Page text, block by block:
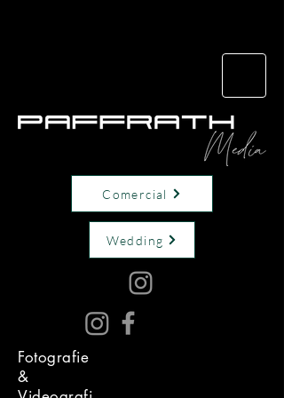
Comercial
Wedding
Fotografie
&